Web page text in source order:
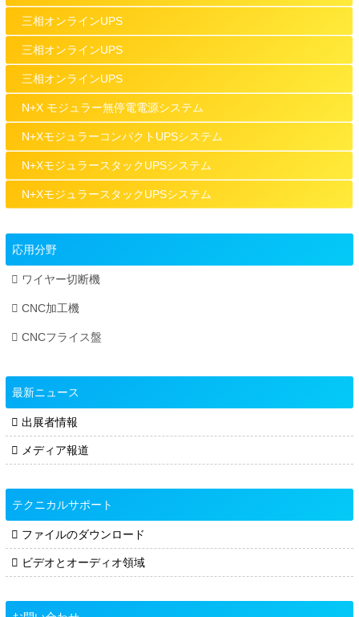
三相オンラインUPS
三相オンラインUPS
三相オンラインUPS
N+X モジュラー無停電電源システム
N+XモジュラーコンパクトUPSシステム
N+XモジュラースタックUPSシステム
N+XモジュラースタックUPSシステム
応用分野
ワイヤー切断機
CNC加工機
CNCフライス盤
最新ニュース
出展者情報
メディア報道
テクニカルサポート
ファイルのダウンロード
ビデオとオーディオ領域